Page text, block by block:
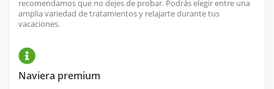
recomendamos que no dejes de probar. Podrás elegir entre una
amplia variedad de tratamientos y relajarte durante tus
vacaciones.
Naviera premium